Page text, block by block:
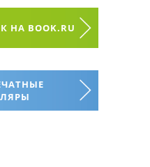
НА BOOK.RU